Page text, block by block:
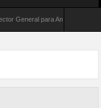
para América Latina